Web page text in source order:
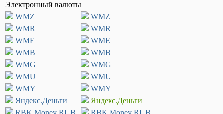
Электронный валюты
WMZ
WMZ
WMR
WMR
WME
WME
WMB
WMB
WMG
WMG
WMU
WMU
WMY
WMY
Яндекс.Деньги
Яндекс.Деньги
RBK Money RUB
RBK Money RUB